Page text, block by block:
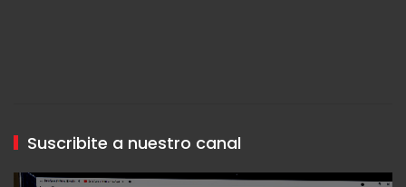
Suscribite a nuestro canal